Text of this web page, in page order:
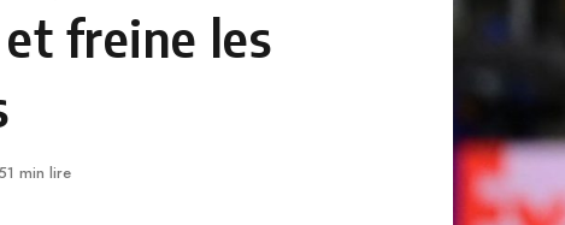
freine les
1 min lire